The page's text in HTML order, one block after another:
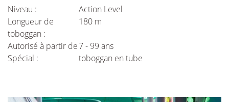
Niveau :
Action Level
Longueur de
toboggan :
180 m
Autorisé à partir de7 - 99 ans
Spécial :
toboggan en tube